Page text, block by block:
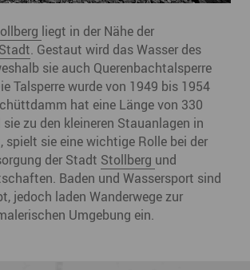
liegt in der Nähe der
. Gestaut wird das Wasser des
sie auch Querenbachtalsperre
Talsperre wurde von 1949 bis 1954
hat eine Länge von 330
zu den kleineren Stauanlagen in
spielt sie eine wichtige Rolle bei der
der Stadt Stollberg und
Baden und Wassersport sind
jedoch laden Wanderwege zur
Umgebung ein.